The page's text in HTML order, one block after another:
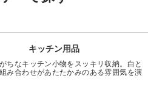
キッチン用品
ちなキッチン小物をスッキリ収納。白と
み合わせがあたたかみのある雰囲気を演